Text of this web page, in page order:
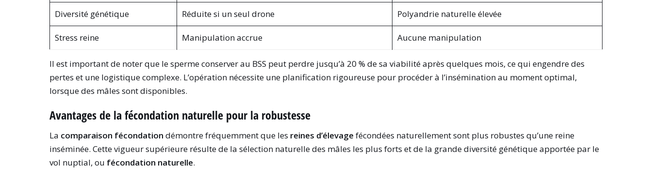
Diversité génétique Réduite si un seul drone Polyandrie naturelle élevée
Stress reine Manipulation accrue Aucune manipulation
Il est important de noter que le sperme conserver au BSS peut perdre jusqu’à 20 % de sa viabilité après quelques mois, ce qui engendre des
pertes et une logistique complexe. L’opération nécessite une planification rigoureuse pour procéder à l’insémination au moment optimal,
lorsque des mâles sont disponibles.
Avantages de la fécondation naturelle pour la robustesse
La comparaison fécondation démontre fréquemment que les reines d’élevage fécondées naturellement sont plus robustes qu’une reine
inséminée. Cette vigueur supérieure résulte de la sélection naturelle des mâles les plus forts et de la grande diversité génétique apportée par le
vol nuptial, ou fécondation naturelle.